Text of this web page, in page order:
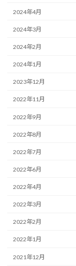
2024年4月
2024年3月
2024年2月
2024年1月
2023年12月
2022年11月
2022年9月
2022年8月
2022年7月
2022年6月
2022年4月
2022年3月
2022年2月
2022年1月
2021年12月